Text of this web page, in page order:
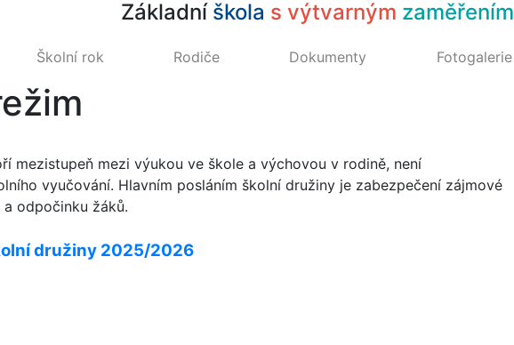
Základní škola s výtvarným zaměřením
Školní rok Rodiče Dokumenty Fotogalerie
mezistupeň mezi výukou ve škole a výchovou v rodině, není
vyučování. Hlavním posláním školní družiny je zabezpečení zájmové
odpočinku žáků.
družiny 2025/2026